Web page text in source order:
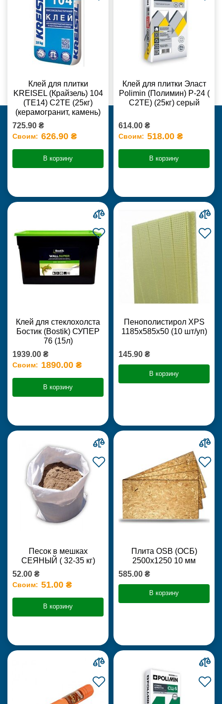
Клей для плитки
KREISEL (Крайзель) 104
(ТЕ14) С2TE (25кг)
(керамогранит, камень)
725.90 ₴
Своим: 626.90 ₴
В корзину
Клей для плитки Эласт
Polimin (Полимин) Р-24 (
С2ТЕ) (25кг) серый
614.00 ₴
Своим: 518.00 ₴
В корзину
Клей для стеклохолста
Бостик (Bostik) СУПЕР
76 (15л)
1939.00 ₴
Своим: 1890.00 ₴
В корзину
Пенополистирол XPS
1185х585х50 (10 шт/уп)
145.90 ₴
В корзину
Песок в мешках
СЕЯНЫЙ ( 32-35 кг)
52.00 ₴
Своим: 51.00 ₴
В корзину
Плита OSB (ОСБ)
2500х1250 10 мм
585.00 ₴
В корзину